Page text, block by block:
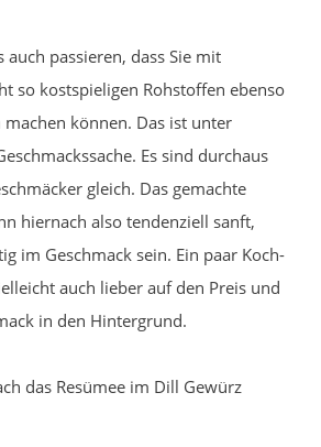
auch passieren, dass Sie mit
so kostspieligen Rohstoffen ebenso
machen können. Das ist unter
Es sind durchaus
gleich. Das gemachte
hiernach also tendenziell sanft,
im Geschmack sein. Ein paar Koch-
auch lieber auf den Preis und
in den Hintergrund.
das Resümee im Dill Gewürz